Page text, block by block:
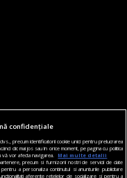
confidențiale
precum identificatorii cookie unici pentru prelucrarea
clic mai jos sau în orice moment, pe pagina cu politica
vor afecta navigarea.
Mai multe detalii
precum si furnizorii nostri de servicii de date
a personaliza continutul si anunturile publicitare
aferente retelelor de socializare si pentru a